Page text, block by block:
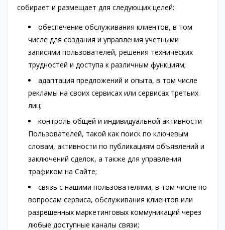
собирает и размещает для следующих целей:
обеспечение обслуживания клиентов, в том
числе для создания и управления учетными
записями пользователей, решения технических
трудностей и доступа к различным функциям;
адаптация предложений и опыта, в том числе
рекламы на своих сервисах или сервисах третьих
лиц;
контроль общей и индивидуальной активности
Пользователей, такой как поиск по ключевым
словам, активности по публикациям объявлений и
заключений сделок, а также для управления
трафиком на Сайте;
связь с нашими пользователями, в том числе по
вопросам сервиса, обслуживания клиентов или
разрешенных маркетинговых коммуникаций через
любые доступные каналы связи;